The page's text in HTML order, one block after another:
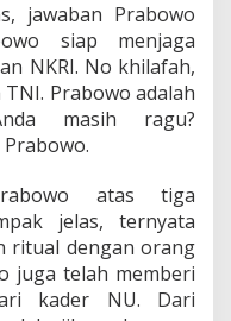
jawaban Prabowo
siap menjaga
NKRI. No khilafah,
Prabowo adalah
masih ragu?
atas tiga
jelas, ternyata
ritual dengan orang
juga telah memberi
kader NU. Dari